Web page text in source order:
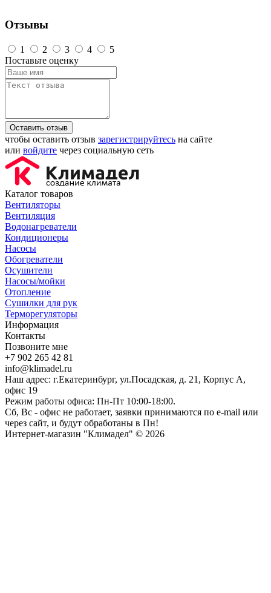
Отзывы
1 2 3 4
5
Поставьте оценку
Оставить отзыв
чтобы оставить отзыв зарегистрируйтесь на сайте
или войдите через социальную сеть
Каталог товаров
Вентиляторы
Вентиляция
Водонагреватели
Кондиционеры
Насосы
Обогреватели
Осушители
Насосы/мойки
Отопление
Сушилки для рук
Терморегуляторы
Информация
Контакты
Позвоните мне
+7 902 265 42 81
info@klimadel.ru
Наш адрес: г.Екатеринбург, ул.Посадская, д. 21, Корпус А,
офис 19
Режим работы офиса: Пн-Пт 10:00-18:00.
Сб, Вс - офис не работает, заявки принимаются по e-mail или
через сайт, и будут обработаны в Пн!
Интернет-магазин "Климадел" © 2026